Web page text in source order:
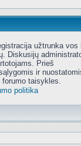
užtrunka vos
Diskusijų
Prieš
ir
taisykles.
politika